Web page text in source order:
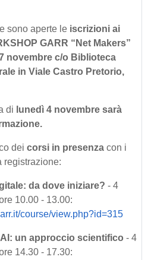
sono aperte le iscrizioni ai
GARR “Net Makers”
novembre c/o Biblioteca
in Viale Castro Pretorio,
di lunedì 4 novembre sarà
dei corsi in presenza con i
registrazione:
da dove iniziare? - 4
10.00 - 13.00:
course/view.php?id=315
un approccio scientifico - 4
14.30 - 17.30: